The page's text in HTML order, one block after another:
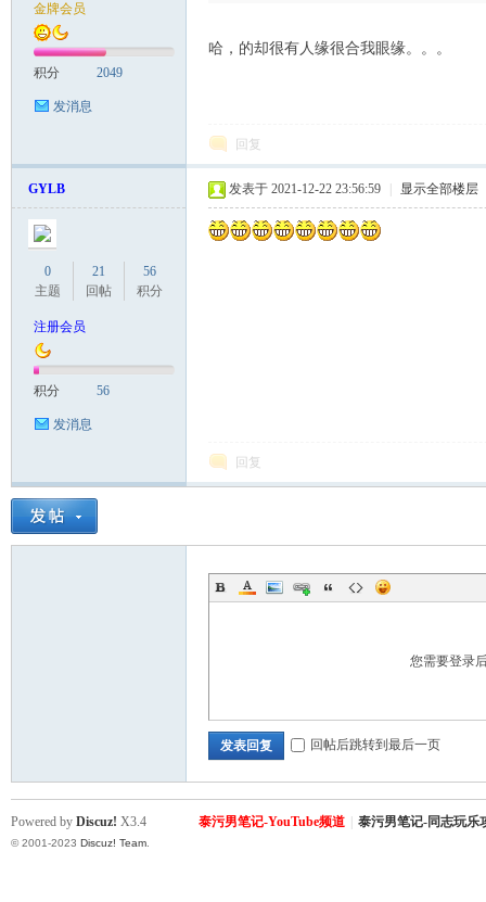
Co
金牌会员
积分 2049
发消息
哈，的却很有人缘很合我眼缘。。。
回复
GYLB
0
主题
21
回帖
56
积分
注册会员
积分 56
发消息
发表于 2021-12-22 23:56:59 显示全部楼层
回复
您需要登录
发表回复 回帖后跳转到最后一页
泰污男笔记-YouTube频道 泰污男笔记-同志玩乐
Powered by Discuz! X3.4
© 2001-2023 Discuz! Team.